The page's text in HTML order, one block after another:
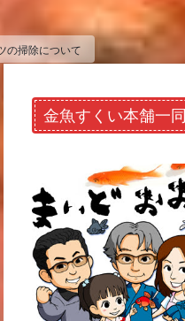
の掃除について
金魚すくい本舗一同